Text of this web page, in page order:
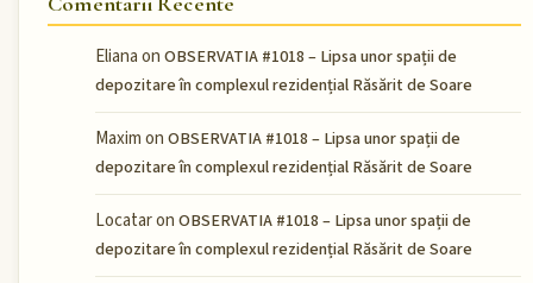
Elianaon OBSERVATIA #1018 – Lipsa unor spații de
depozitare în complexul rezidențial Răsărit de Soare
Maximon OBSERVATIA #1018 – Lipsa unor spații de
depozitare în complexul rezidențial Răsărit de Soare
Locataron OBSERVATIA #1018 – Lipsa unor spații de
depozitare în complexul rezidențial Răsărit de Soare